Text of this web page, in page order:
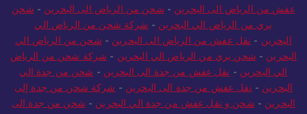
عفش من الرياض الى البحرين - شحن من الرياض الى البحرين - شحن
بري من الرياض الي البحرين - شركة شحن من الرياض الي
البحرين - نقل عفش من الرياض الى البحرين - شحن من الرياض الي
البحرين - شحن بري من الرياض الي البحرين - شركة شحن من الرياض
الي البحرين - نقل عفش من جدة الى البحرين - شحن من جدة الي
البحرين - نقل عفش من جدة الى البحرين - شركة شحن من جدة إلى
البحرين - شحن و نقل عفش من جدة الي البحرين - شحن من جدة الى